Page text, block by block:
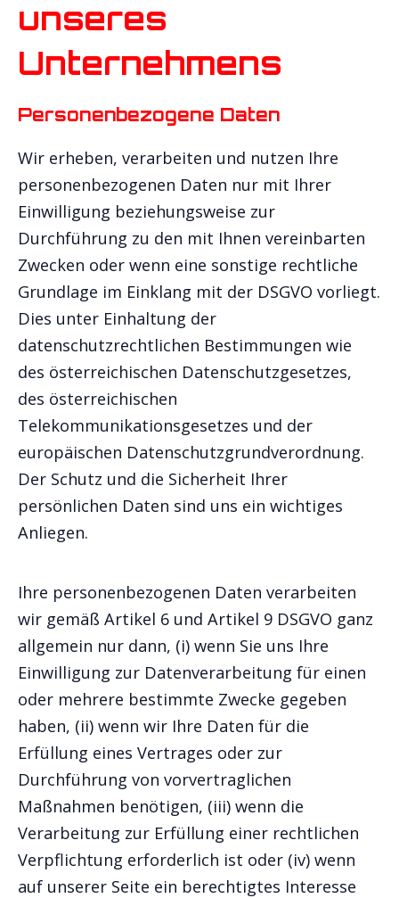
unseres
Unternehmens
Personenbezogene Daten
Wir erheben, verarbeiten und nutzen Ihre
personenbezogenen Daten nur mit Ihrer
Einwilligung beziehungsweise zur
Durchführung zu den mit Ihnen vereinbarten
Zwecken oder wenn eine sonstige rechtliche
Grundlage im Einklang mit der DSGVO vorliegt.
Dies unter Einhaltung der
datenschutzrechtlichen Bestimmungen wie
des österreichischen Datenschutzgesetzes,
des österreichischen
Telekommunikationsgesetzes und der
europäischen Datenschutzgrundverordnung.
Der Schutz und die Sicherheit Ihrer
persönlichen Daten sind uns ein wichtiges
Anliegen.
Ihre personenbezogenen Daten verarbeiten
wir gemäß Artikel 6 und Artikel 9 DSGVO ganz
allgemein nur dann, (i) wenn Sie uns Ihre
Einwilligung zur Datenverarbeitung für einen
oder mehrere bestimmte Zwecke gegeben
haben, (ii) wenn wir Ihre Daten für die
Erfüllung eines Vertrages oder zur
Durchführung von vorvertraglichen
Maßnahmen benötigen, (iii) wenn die
Verarbeitung zur Erfüllung einer rechtlichen
Verpflichtung erforderlich ist oder (iv) wenn
auf unserer Seite ein berechtigtes Interesse